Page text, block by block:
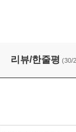
리뷰/한줄평 (30/